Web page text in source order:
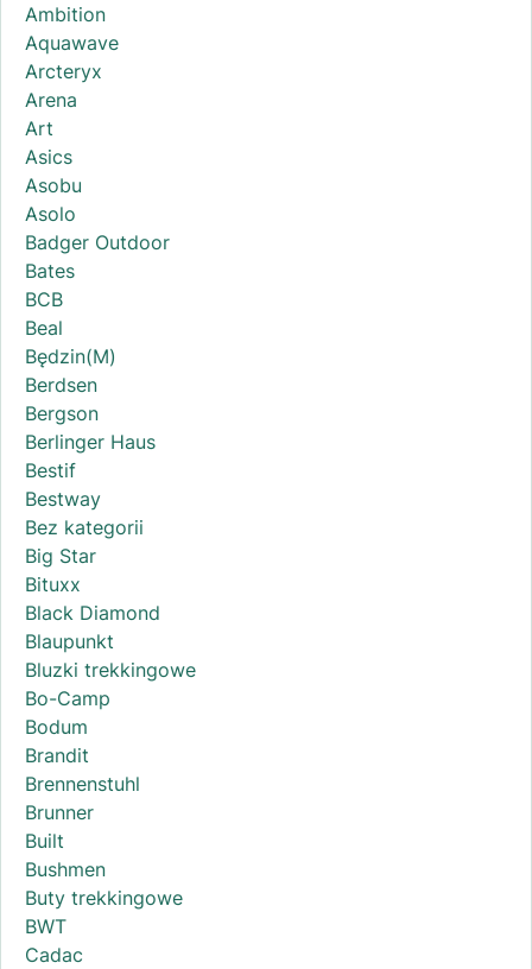
Ambition
Aquawave
Arcteryx
Arena
Art
Asics
Asobu
Asolo
Badger Outdoor
Bates
BCB
Beal
Będzin(M)
Berdsen
Bergson
Berlinger Haus
Bestif
Bestway
Bez kategorii
Big Star
Bituxx
Black Diamond
Blaupunkt
Bluzki trekkingowe
Bo-Camp
Bodum
Brandit
Brennenstuhl
Brunner
Built
Bushmen
Buty trekkingowe
BWT
Cadac